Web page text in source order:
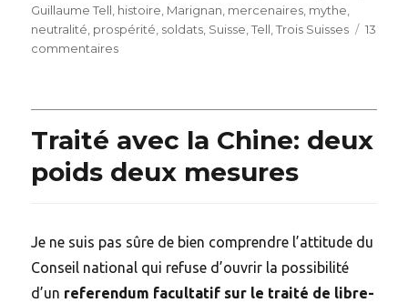
on
Guillaume Tell, histoire, Marignan, mercenaires, mythe,
neutralité, prospérité, soldats, Suisse,Tell,Trois Suisses
13
commentairessur
voisins
européens,
une
de
longue
durée
Traité avec la Chine: deux
poids deux mesures
Je ne suis pas sûre de bien comprendre l’attitude du
Conseil national qui refuse d’ouvrir la possibilité
d’un referendum facultatif sur le traité de libre-